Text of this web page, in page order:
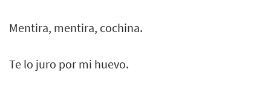
Mentira, mentira, cochina.
Te lo juro por mi huevo.